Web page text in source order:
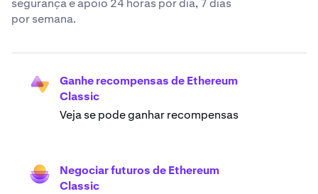
por semana.
Ganhe recompensas de Ethereum
Classic
Veja se pode ganhar recompensas
Negociar futuros de Ethereum
Classic